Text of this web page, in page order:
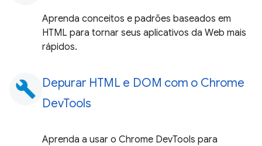
Aprenda conceitos e padrões baseados em
HTML para tornar seus aplicativos da Web mais
rápidos.
build Depurar HTML e DOM com o Chrome
DevTools
Aprenda a usar o Chrome DevTools para